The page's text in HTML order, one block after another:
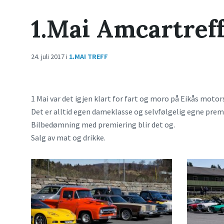
1.Mai
24. juli 2017i 1.MAI TREFF
1 Mai var det igjen klart for fart og moro på Eikås
Det er alltid egen dameklasse og selvfølgelig egne
Bilbedømning med premiering blir det og.
Salg av mat og drikke.